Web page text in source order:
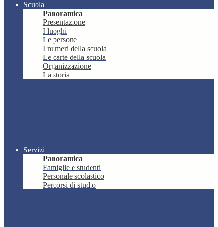
Scuola
Panoramica
Presentazione
I luoghi
Le persone
I numeri della scuola
Le carte della scuola
Organizzazione
La storia
Servizi
Panoramica
Famiglie e studenti
Personale scolastico
Percorsi di studio